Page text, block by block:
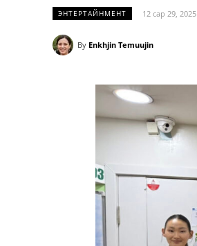
ЭНТЕРТАЙНМЕНТ 12 сар 29, 2025
By Enkhjin Temuujin